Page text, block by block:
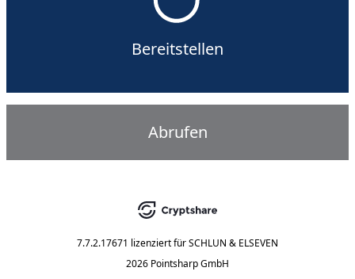
Bereitstellen
Abrufen
7.7.2.17671 lizenziert fürSCHLUN & ELSEVEN
2026 Pointsharp GmbH